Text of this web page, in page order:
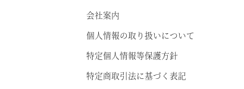
会社案内
個人情報の取り扱いについて
特定個人情報等保護方針
特定商取引法に基づく表記